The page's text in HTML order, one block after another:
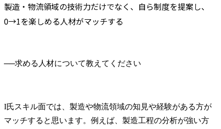
製造・物流領域の技術力だけでなく、自ら制度を提案し、
0→1を楽しめる人材がマッチする
──
I氏スキル面では、製造や物流領域の知見や経験がある方が
マッチすると思います。例えば、製造工程の分析が強い方